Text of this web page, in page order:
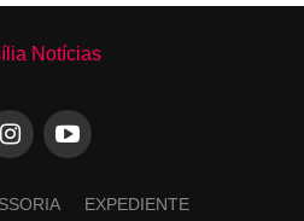
EXPEDIENTE